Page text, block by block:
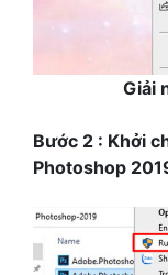
Giải
Bước 2 : Khởi
Photoshop